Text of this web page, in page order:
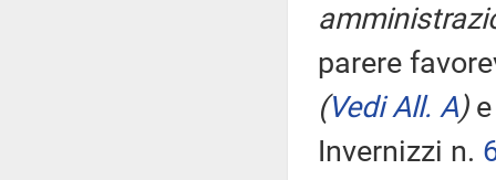
parere
(Vedi All. A)e
Invernizzi n.